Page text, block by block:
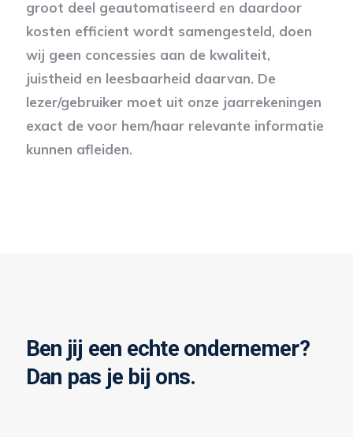
groot deel geautomatiseerd en daardoor
kosten efficient wordt samengesteld, doen
wij geen concessies aan de kwaliteit,
juistheid en leesbaarheid daarvan. De
lezer/gebruiker moet uit onze jaarrekeningen
exact de voor hem/haar relevante informatie
kunnen afleiden.
Ben jij een echte ondernemer?
Dan pas je bij ons.